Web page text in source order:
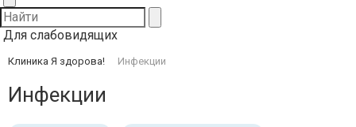
Для слабовидящих
Клиника Я здорова! Инфекции
Инфекции